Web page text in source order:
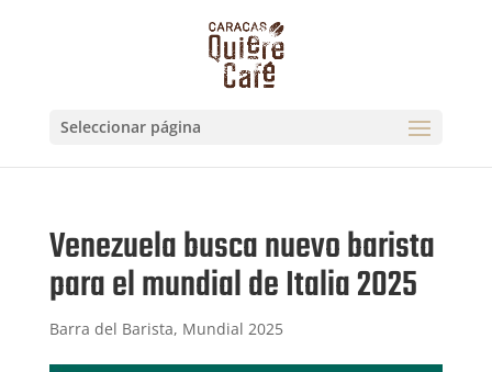
Seleccionar página
Venezuela busca nuevo barista
para el mundial de Italia 2025
Barra del Barista, Mundial 2025